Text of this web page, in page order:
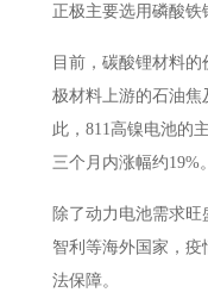
正极主要选用磷酸铁
目前，碳酸锂材料
极材料上游的石油焦
此，811高镍电
三个月内涨幅约19%
除了动力电池需求旺
智利等海外国家，
法保障。